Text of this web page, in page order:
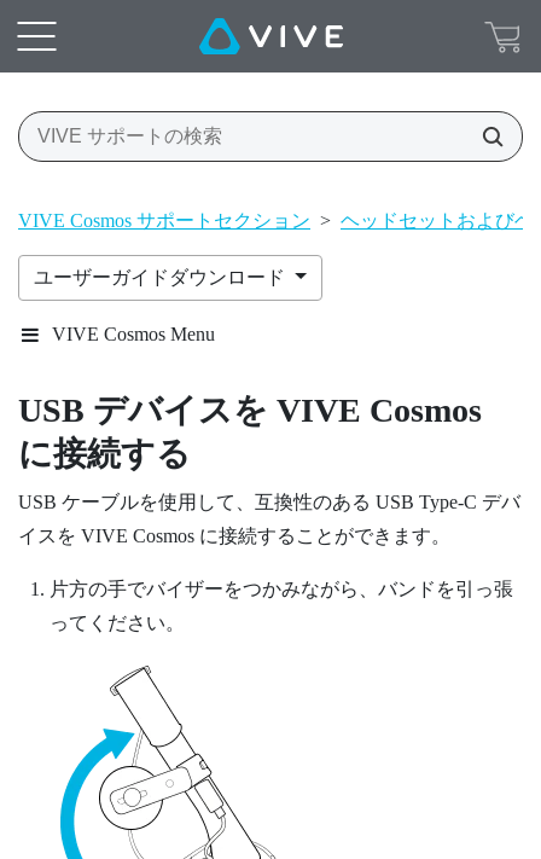
VIVE Cosmos サポートセクション > ヘッドセットおよびヘ
ユーザーガイドダウンロード
VIVE Cosmos Menu
USB デバイスを VIVE Cosmos
に接続する
USB ケーブルを使用して、互換性のある USB Type-C デバ
イスを VIVE Cosmos に接続することができます。
片方の手でバイザーをつかみながら、バンドを引っ張
ってください。